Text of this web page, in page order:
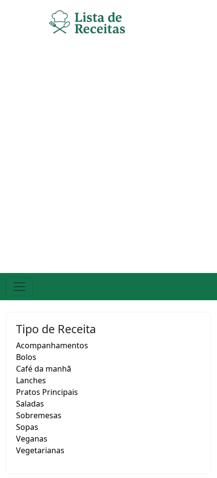
Tipo de Receita
Acompanhamentos
Bolos
Café da manhã
Lanches
Pratos Principais
Saladas
Sobremesas
Sopas
Veganas
Vegetarianas